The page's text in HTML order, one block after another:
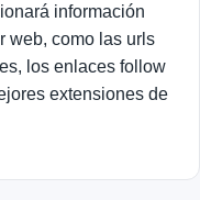
información
web, como las urls
los enlaces follow
extensiones de